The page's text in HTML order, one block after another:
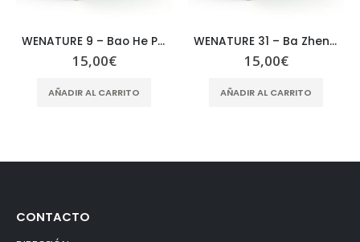
WENATURE 9 – Bao He Pian
15,00€
AÑADIR AL CARRITO
WENATURE 31 – Ba Zhen Pian
15,00€
AÑADIR AL CARRITO
CONTACTO